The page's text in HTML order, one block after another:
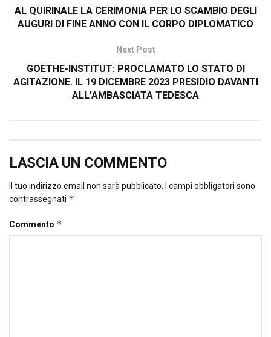
AL QUIRINALE LA CERIMONIA PER LO SCAMBIO DEGLI
AUGURI DI FINE ANNO CON IL CORPO DIPLOMATICO
Next Post
GOETHE-INSTITUT: PROCLAMATO LO STATO DI
AGITAZIONE. IL 19 DICEMBRE 2023 PRESIDIO DAVANTI
ALL’AMBASCIATA TEDESCA
LASCIA UN COMMENTO
Il tuo indirizzo email non sarà pubblicato.
I campi obbligatori sono
contrassegnati *
Commento *